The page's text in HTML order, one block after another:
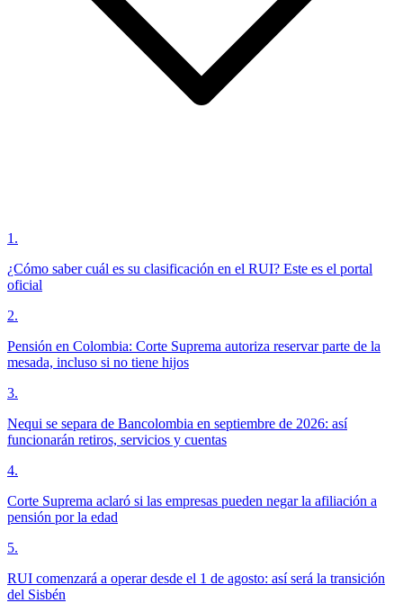
1 .
¿Cómo saber cuál es su clasificación en el RUI? Este es el portal
oficial
2.
Pensión en Colombia: Corte Suprema autoriza reservar parte de la
mesada, incluso si no tiene hijos
3.
Nequi se separa de Bancolombia en septiembre de 2026: así
funcionarán retiros, servicios y cuentas
4.
Corte Suprema aclaró si las empresas pueden negar la afiliación a
pensión por la edad
5.
RUI comenzará a operar desde el 1 de agosto: así será la transición
del Sisbén